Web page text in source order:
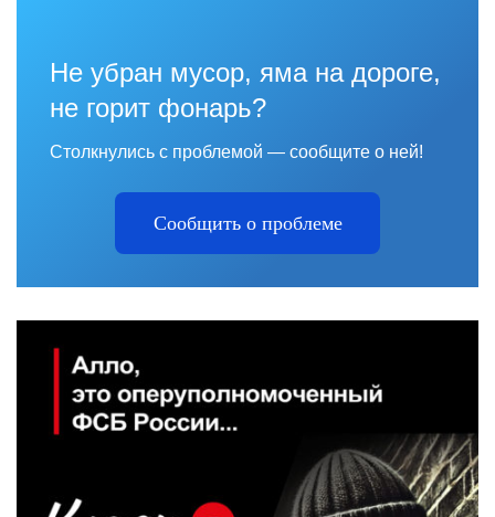
Не убран мусор, яма на дороге,
не горит фонарь?
Столкнулись с проблемой — сообщите о ней!
Сообщить о проблеме